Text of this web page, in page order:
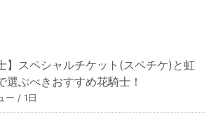
】スペシャルチケット(スペチケ)と虹
選ぶべきおすすめ花騎士！
ー / 1日